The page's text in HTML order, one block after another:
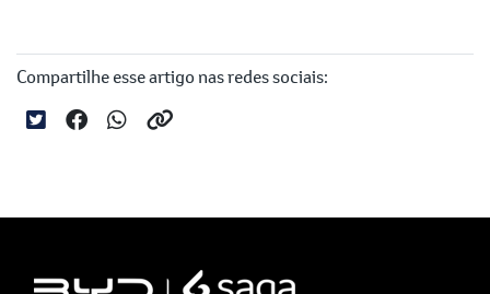
Compartilhe esse artigo nas redes sociais: